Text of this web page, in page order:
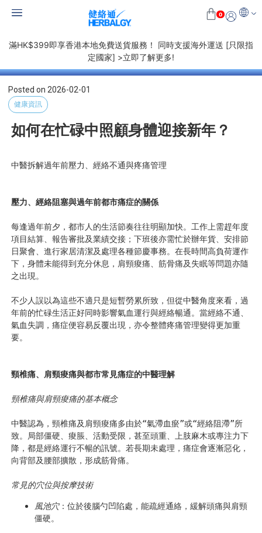
0
滿HK$399即享香港本地免費送貨服務！ 同時支援海外運送 [只限指
定國家] >立即了解更多!
Posted on 2026-02-01
健康資訊
如何在忙碌中照顧身體迎接新年？
中醫拆解過年前壓力、經絡不通與疼痛管理
壓力、經絡阻塞與過年前都市痛症的關係
每逢過年前夕，都市人的生活節奏往往明顯加快。工作上需趕年度
項目結算、報告審批及業績交接；下班後亦需忙於辦年貨、安排節
日聚會、進行家居清潔及處理各種節慶事務。在長時間高負荷運作
下，身體未能得到充分休息，肩頸痠痛、筋骨痛及失眠等問題亦隨
之出現。
不少人誤以為這些不適只是短暫勞累所致，但從中醫角度來看，過
年前的忙碌生活正好同時影響氣血運行與經絡暢通。當經絡不通、
氣血失調，痛症便容易反覆出現，亦令整體疼痛管理變得更加重
要。
頸椎痛、肩頸痠痛與都市常見痛症的中醫理解
頸椎痛與肩頸痠痛的基本概念
中醫認為，頸椎痛及肩頸痠痛多由於“氣滯血瘀”或“經絡阻滯”所
致。局部僵硬、痠脹、活動受限，甚至頭重、上肢麻木或專注力下
降，都是經絡運行不暢的訊號。若長期未處理，痛症會逐漸惡化，
向背部及腰部擴散，形成筋骨痛。
常見的穴位與按摩技術
風池穴：位於後腦勺凹陷處，能疏經通絡，緩解頭痛與肩頸
僵硬。